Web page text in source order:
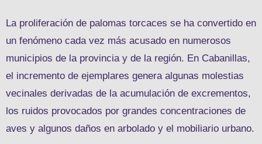
La proliferación de palomas torcaces se ha convertido en
un fenómeno cada vez más acusado en numerosos
municipios de la provincia y de la región. En Cabanillas,
el incremento de ejemplares genera algunas molestias
vecinales derivadas de la acumulación de excrementos,
los ruidos provocados por grandes concentraciones de
aves y algunos daños en arbolado y el mobiliario urbano.